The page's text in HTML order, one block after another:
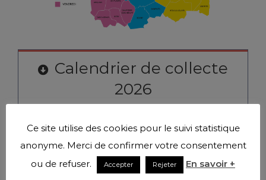
Calendrier de collecte
2026
Collecte du lundi
Collecte du mercredi
Collecte du mercredi(Charentenay, Coulangeron,
Ce site utilise des cookies pour le suivi statistique
anonyme. Merci de confirmer votre consentement
ou de refuser.
Accepter Rejeter En savoir +